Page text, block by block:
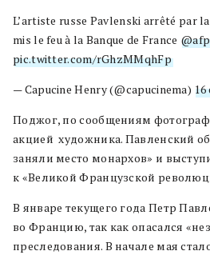
L’artiste russe Pavlenski arrêté par
mis le feu à la Banque de France
pic.twitter.com/rGhzMMqhFp
— Capucine Henry (@capucinema)
Поджог, по сообщениям
акцией художника. Павленский
заняли место монархов» и
к «Великой Французской
В январе текущего года Петр
во Францию, так как опасался
преследования. В начале мая